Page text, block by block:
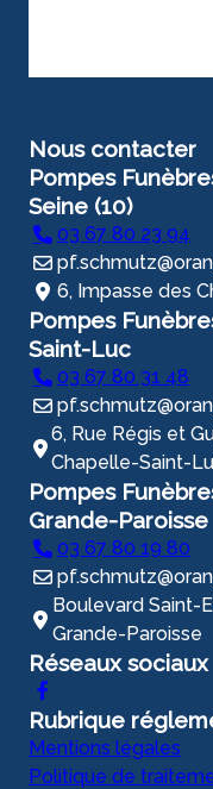
Nous contacter
Pompes
Seine (10)
03 67 80 23 94
6, Impasse des
Pompes
Saint-Luc
03 67 80 31 48
6, Rue Régis et
Chapelle-Saint-
Pompes
Grande-Paroisse
03 67 80 19 80
Boulevard Saint-
Grande-Paroisse
Réseaux sociaux
Rubrique
Mentions légales
Politique de